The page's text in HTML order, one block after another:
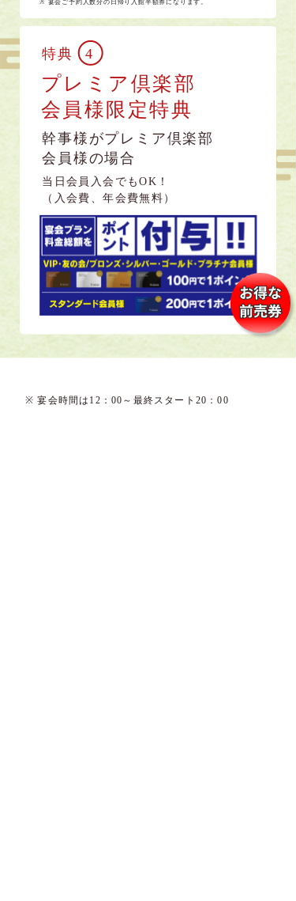
※ 宴会時間は12：00～最終スタート20：00
特典
幹事様がプレミア倶楽部
会員様の場合
当日会員入会でもOK！
（入会費、年会費無料）
4
プレミア倶楽部
会員様限定特典
※ 宴会ご予約人数分の日帰り入館半額券になります。